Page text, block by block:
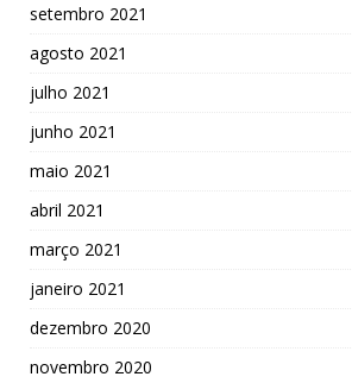
setembro 2021
agosto 2021
julho 2021
junho 2021
maio 2021
abril 2021
março 2021
janeiro 2021
dezembro 2020
novembro 2020